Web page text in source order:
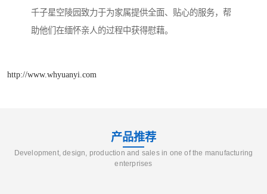
千子星空陵园致力于为家属提供全面、贴心的服务，帮
助他们在缅怀亲人的过程中获得慰藉。
http://www.whyuanyi.com
产品推荐
Development, design, production and sales in one of the manufacturing
enterprises